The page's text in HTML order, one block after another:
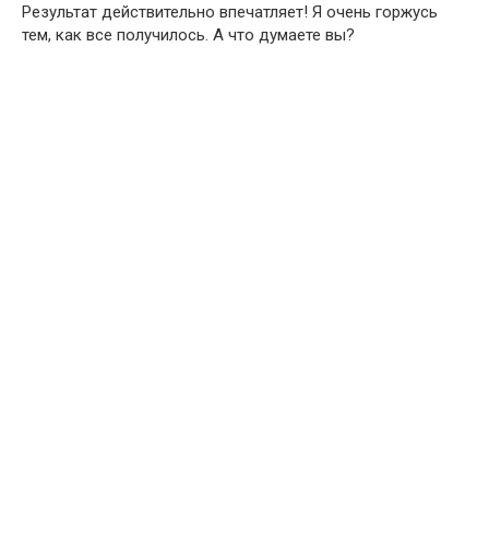
Результат действительно впечатляет! Я очень горжусь
тем, как все получилось. А что думаете вы?